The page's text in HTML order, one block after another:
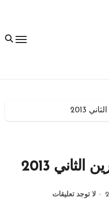
لا توجد تعليقات